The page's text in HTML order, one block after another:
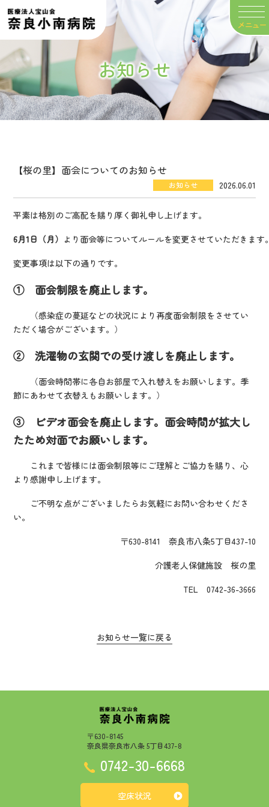
グ
ル
ン
ク
お知らせ
【桜の里】面会についてのお知らせ
お知らせ 2026.06.01
平素は格別のご高配を賜り厚く御礼申し上げます。
6月1日（月） より面会等についてルールを変更させていただきます
変更事項は以下の通りです。
① 面会制限を廃止します。
（感染症の蔓延などの状況により再度面会制限をさせてい
ただく場合がございます。）
② 洗濯物の玄関での受け渡しを廃止します。
（面会時間帯に各自お部屋で入れ替えをお願いします。季
節にあわせて衣替えもお願いします。）
③ ビデオ面会を廃止します。面会時間が拡大し
たため対面でお願いします。
これまで皆様には面会制限等にご理解とご協力を賜り、心
より感謝申し上げます。
ご不明な点がございましたらお気軽にお問い合わせくださ
い。
〒630-8141 奈良市八条5丁目437-10
介護老人保健施設 桜の里
TEL 0742-36-3666
お知らせ一覧に戻る
〒630-8145
奈良県奈良市八条 5丁目437-8
0742-30-6668
空床状況